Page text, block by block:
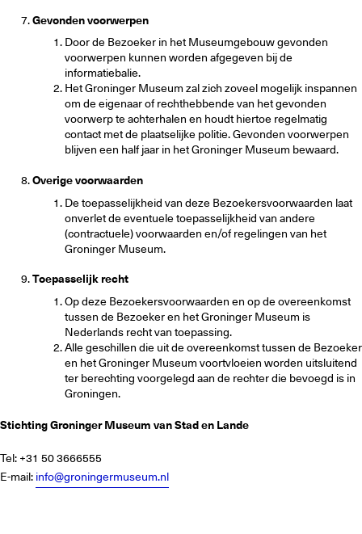
Gevonden voorwerpen
Door de Bezoeker in het Museumgebouw gevonden
voorwerpen kunnen worden afgegeven bij de
informatiebalie.
Het Groninger Museum zal zich zoveel mogelijk inspannen
om de eigenaar of rechthebbende van het gevonden
voorwerp te achterhalen en houdt hiertoe regelmatig
contact met de plaatselijke politie. Gevonden voorwerpen
blijven een half jaar in het Groninger Museum bewaard.
Overige voorwaarden
De toepasselijkheid van deze Bezoekersvoorwaarden laat
onverlet de eventuele toepasselijkheid van andere
(contractuele) voorwaarden en/of regelingen van het
Groninger Museum.
Toepasselijk recht
Op deze Bezoekersvoorwaarden en op de overeenkomst
tussen de Bezoeker en het Groninger Museum is
Nederlands recht van toepassing.
Alle geschillen die uit de overeenkomst tussen de Bezoeker
en het Groninger Museum voortvloeien worden uitsluitend
ter berechting voorgelegd aan de rechter die bevoegd is in
Groningen.
Stichting Groninger Museum van Stad en Lande
Tel: +31 50 3666555
E-mail: info@groningermuseum.nl